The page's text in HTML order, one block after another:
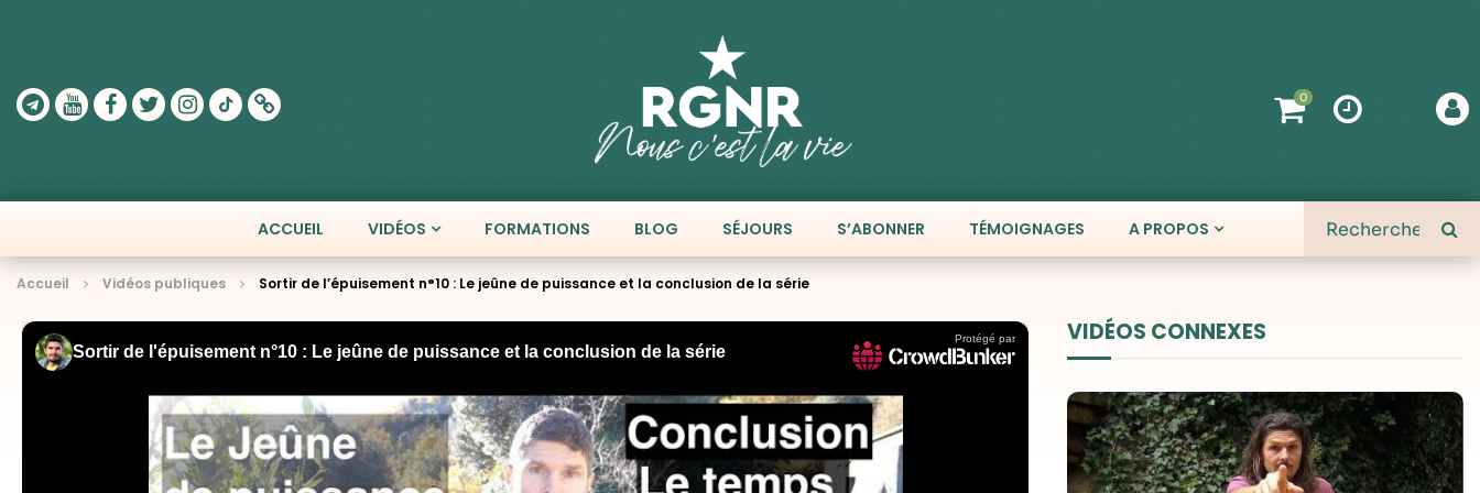
0
ACCUEIL VIDÉOS FORMATIONS BLOG SÉJOURS S’ABONNER TÉMOIGNAGES A PROPOS
Accueil Vidéos publiques Sortir de l’épuisement n°10 : Le jeûne de puissance et la conclusion de la série
VIDÉOS CONNEXES